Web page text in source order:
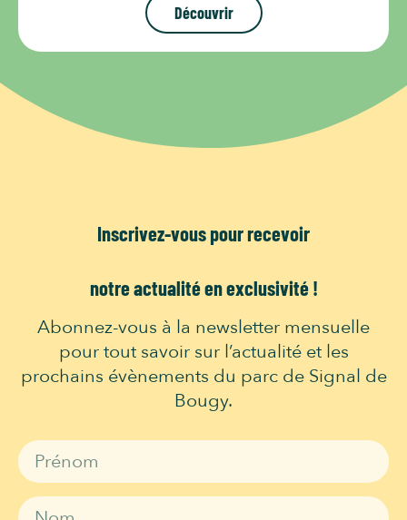
Découvrir
Inscrivez-vous pour recevoir
notre actualité en exclusivité !
Abonnez-vous à la newsletter mensuelle
pour tout savoir sur l’actualité et les
prochains évènements du parc de Signal de
Bougy.